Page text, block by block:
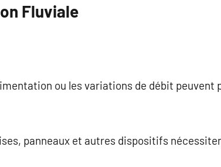
Fluviale
ou les variations de débit peuvent
panneaux et autres dispositifs